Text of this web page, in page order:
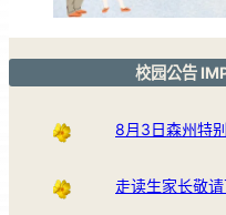
校园公告
8月3日森州特
走读生家长敬